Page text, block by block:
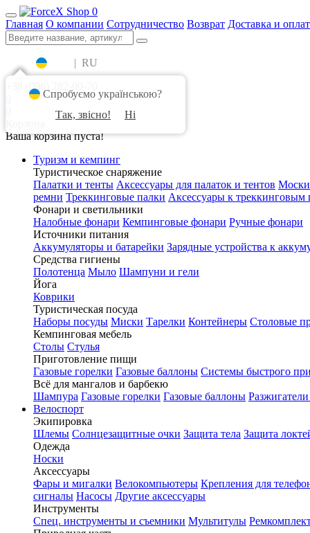
0
Главная О компании Сотрудничество Возврат Доставка и
| RU
+38 (096) 282-00-70
Ваша корзина пуста!
Туризм и кемпинг
Туристическое снаряжение
Палатки и тенты Аксессуары для палаток и тентов
ремни Треккинговые палки Аксессуары к треккинговым
Фонари и светильники
Налобные фонари Кемпинговые фонари Ручные фонари
Источники питания
Аккумуляторы и батарейки Зарядные устройства к
Средства гигиены
Полотенца Мыло Шампуни и гели
Йога
Коврики
Туристическая посуда
Наборы посуды Миски Тарелки Контейнеры Столовые
Кемпинговая мебель
Столы Стулья
Приготовление пищи
Газовые горелки Газовые баллоны Системы быстрого
Всё для мангалов и барбекю
Шампура Газовые горелки Газовые баллоны
Велоспорт
Экипировка
Шлемы Солнцезащитные очки Защита тела Защита
Одежда
Носки
Аксессуары
Фары и мигалки Велокомпьютеры Крепления для
сигналы Насосы Другие аксессуары
Инструменты
Спец. инструменты и съемники Мультитулы
Спробуємо українською?
Так, звісно!
Ні